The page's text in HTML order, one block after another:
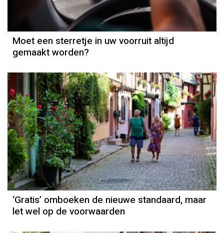
Moet een sterretje in uw voorruit altijd
gemaakt worden?
‘Gratis’ omboeken de nieuwe standaard, maar
let wel op de voorwaarden